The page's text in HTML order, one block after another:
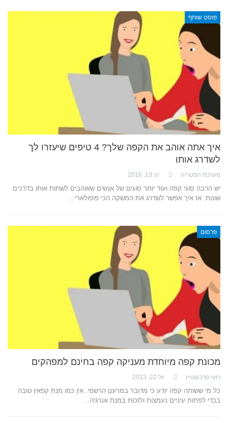
פוסט שותף
איך אתה אוהב את הקפה שלך? 4 טיפים שיעזרו לך
לשדרג אותו
מערכת הפטריה יונ 13, 2016
יש הרבה סוגי קפה ועוד יותר סוגים של אנשים שאוהבים לשתות אותו בדרכים
שונות. אז איך אפשר לשדרג את המשקה הכי פופולארי…
פרסום
מכונת קפה מיוחדת מעניקה קפה בחינם למפהקים
רועי פרבשטיין יול 22, 2013
כל מי ששותה קפה יודע כי מדובר במרענן הרשמי. אין כמו מנת קפאין טובה
בכדי לפתוח עיניים נעמצות ולזכות במנת אנרגיה…